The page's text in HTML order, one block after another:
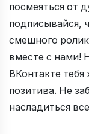
посмеяться от
подписывайся,
смешного
вместе с нами!
ВКонтакте
позитива. Не
насладиться